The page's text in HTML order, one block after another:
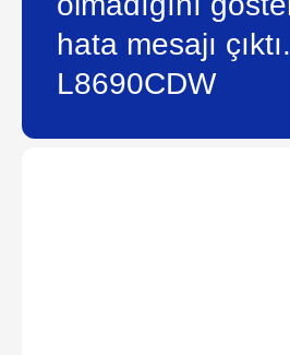
hata mesajı
L8690CDW